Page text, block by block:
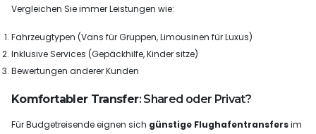
Vergleichen Sie immer Leistungen wie:
Fahrzeugtypen (Vans für Gruppen, Limousinen für Luxus)
Inklusive Services (Gepäckhilfe, Kinder sitze)
Bewertungen anderer Kunden
Komfortabler Transfer: Shared oder Privat?
Für Budgetreisende eignen sich günstige Flughafentransfersim